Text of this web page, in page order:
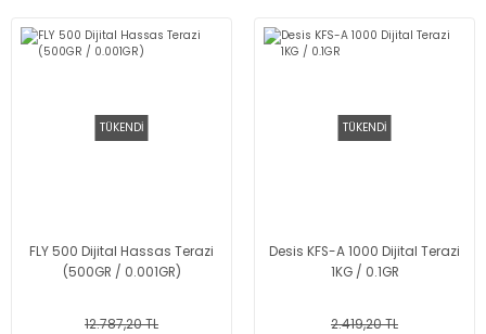
TÜKENDİ
FLY 500 Dijital Hassas Terazi
(500GR / 0.001GR)
12.787,20 TL
TÜKENDİ
Desis KFS-A 1000 Dijital Terazi
1KG / 0.1GR
2.419,20 TL